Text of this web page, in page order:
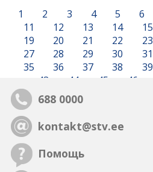
1 2 3 4 5 6
11
12 13 14 15
19
20 21 22 23
27
28 29 30 31
35
36 37 38 39
43
44 45 46
688 0000
kontakt@stv.ee
Помощь